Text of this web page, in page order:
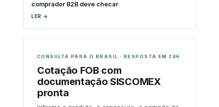
comprador B2B deve checar
LER →
CONSULTA PARA O BRASIL · RESPOSTA EM 24H
Cotação FOB com
documentação SISCOMEX
pronta